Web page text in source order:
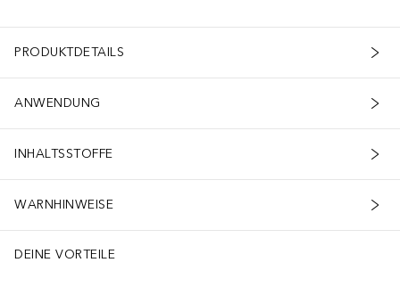
PRODUKTDETAILS
ANWENDUNG
INHALTSSTOFFE
WARNHINWEISE
DEINE VORTEILE